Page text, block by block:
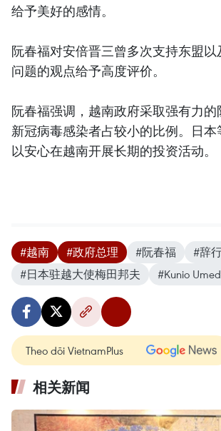
给予美好的感情。
阮春福对安倍晋三曾多次支持东盟
问题的观点给予高度评价。
阮春福强调，越南政府采取强有力
新冠病毒感染者占较小的比例。日
以安心在越南开展长期的投资活动。
#越南 #政府总理 #阮春福
#辞
#日本驻越大使梅田邦夫
#Kunio
Theo dõi VietnamPlus
相关新闻